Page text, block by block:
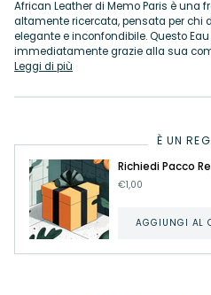
African Leather di Memo Paris è una
altamente ricercata, pensata per chi
elegante e inconfondibile. Questo
immediatamente grazie alla sua
Leggi di più
È UN
Richiedi Pacco
€1,00
AGGIUNGI AL